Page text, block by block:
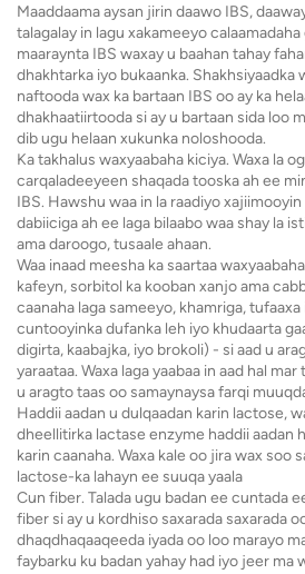
Maaddaama aysan jirin daawo IBS,
talagalay in lagu xakameeyo
maaraynta IBS waxay u baahan tahay
dhakhtarka iyo bukaanka. Shakhsiyaadka
naftooda wax ka bartaan IBS oo ay ka
dhakhaatiirtooda si ay u bartaan sida loo
dib ugu helaan xukunka noloshooda.
Ka takhalus waxyaabaha kiciya. Waxa la
carqaladeeyeen shaqada tooska ah ee
IBS. Hawshu waa in la raadiyo
dabiiciga ah ee laga bilaabo waa shay la
ama daroogo, tusaale ahaan.
Waa inaad meesha ka saartaa
kafeyn, sorbitol ka kooban xanjo ama
caanaha laga sameeyo, khamriga,
cuntooyinka dufanka leh iyo khudaarta
digirta, kaabajka, iyo brokoli) - si aad u
yaraataa. Waxa laga yaabaa in aad hal
u aragto taas oo samaynaysa farqi
Haddii aadan u dulqaadan karin lactose,
dheellitirka lactase enzyme haddii aadan
karin caanaha. Waxa kale oo jira wax soo
lactose-ka lahayn ee suuqa yaala
Cun fiber. Talada ugu badan ee cuntada
fiber si ay u kordhiso saxarada saxarada
dhaqdhaqaaqeeda iyada oo loo marayo
faybarku ku badan yahay had iyo jeer ma